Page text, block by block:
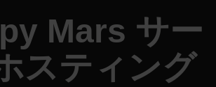
Mars サー
スティング